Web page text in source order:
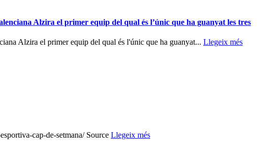
Alzira el primer equip del qual és l’únic que ha guanyat les tres
Alzira el primer equip del qual és l'únic que ha guanyat... Llegeix més
cap-de-setmana/ Source Llegeix més